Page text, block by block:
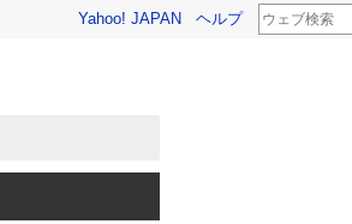
Yahoo! JAPAN ヘルプ